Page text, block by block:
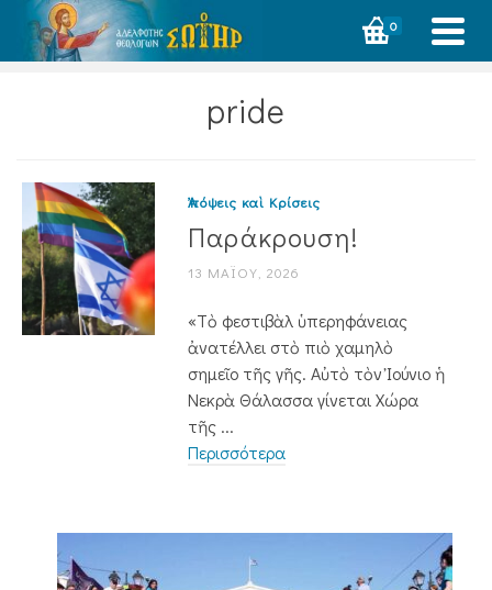
0
pride
Ἀπόψεις καὶ Κρίσεις
Παράκρουση!
13 ΜΑΪ́ΟΥ, 2026
«Τὸ φεστιβὰλ ὑπερηφάνειας
ἀνατέλλει στὸ πιὸ χαμηλὸ
σημεῖο τῆς γῆς. Αὐτὸ τὸν Ἰούνιο ἡ
Νεκρὰ Θάλασσα γίνεται Χώρα
τῆς ...
Περισσότερα